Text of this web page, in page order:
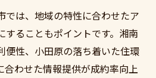
では、地域の特性に合わせたア
することもポイントです。湘南
便性、小田原の落ち着いた住環
合わせた情報提供が成約率向上